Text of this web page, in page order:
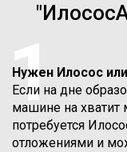
1
Нужен Илосос
Если на дне
машине на хватит
потребуется
отложениями и